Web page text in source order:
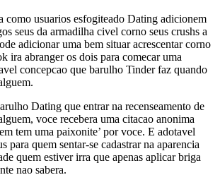
como usuarios esfogiteado Dating adicionem
seus da armadilha civel corno seus crushs a
adicionar uma bem situar acrescentar corno
ira abranger os dois para comecar uma
concepcao que barulho Tinder faz quando
Dating que entrar na recenseamento de
voce recebera uma citacao anonima
tem uma paixonite’ por voce. E adotavel
para quem sentar-se cadastrar na aparencia
quem estiver irra que apenas aplicar briga
nao sabera.